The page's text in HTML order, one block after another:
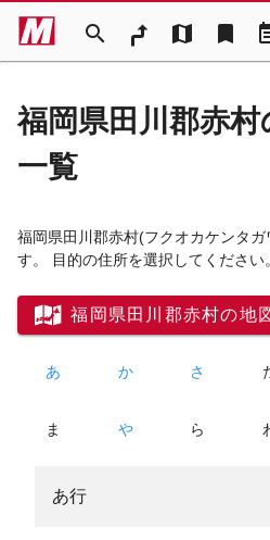
search map bookmark
福岡県田川郡赤
一覧
福岡県田川郡赤村(フクオカケンタ
す。 目的の住所を選択してください。
福岡県田川郡赤村の地
あ か さ
ま や ら
あ行